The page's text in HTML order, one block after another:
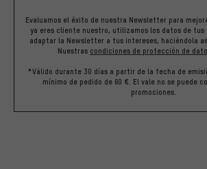
Evaluamos el éxito de nuestra Newsletter para
ya eres cliente nuestro, utilizamos los datos de tus
adaptar la Newsletter a tus intereses, haciéndola
Nuestras condiciones de protección de
*Válido durante 30 días a partir de la fecha de
mínimo de pedido de 60 €. El vale no se puede
promociones.